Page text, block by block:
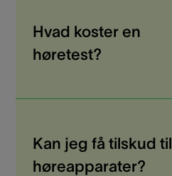
Hvad koster en
høretest?
Kan jeg få tilskud til
høreapparater?